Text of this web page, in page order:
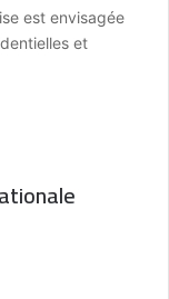
est envisagée
et